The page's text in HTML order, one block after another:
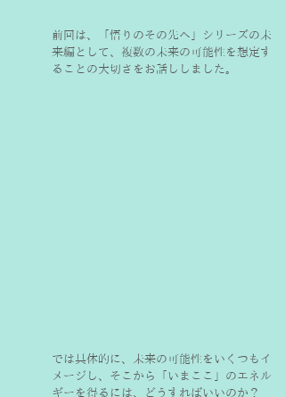
前回は、「悟りのその先へ」シリーズの未
来編として、複数の未来の可能性を想定す
ることの大切さをお話ししました。
では具体的に、未来の可能性をいくつもイ
メージし、そこから「いまここ」のエネル